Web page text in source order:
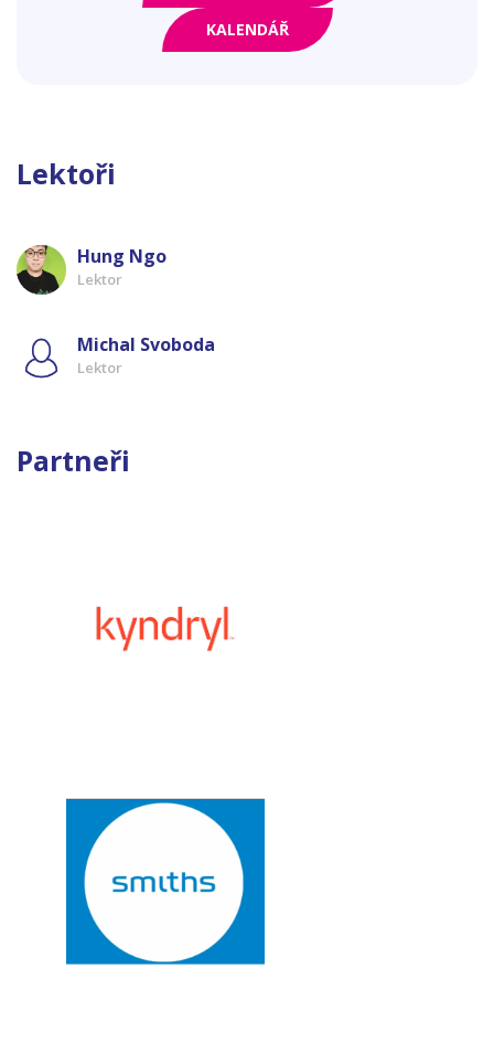
KALENDÁŘ
Lektoři
Hung Ngo
Lektor
Michal Svoboda
Lektor
Partneři